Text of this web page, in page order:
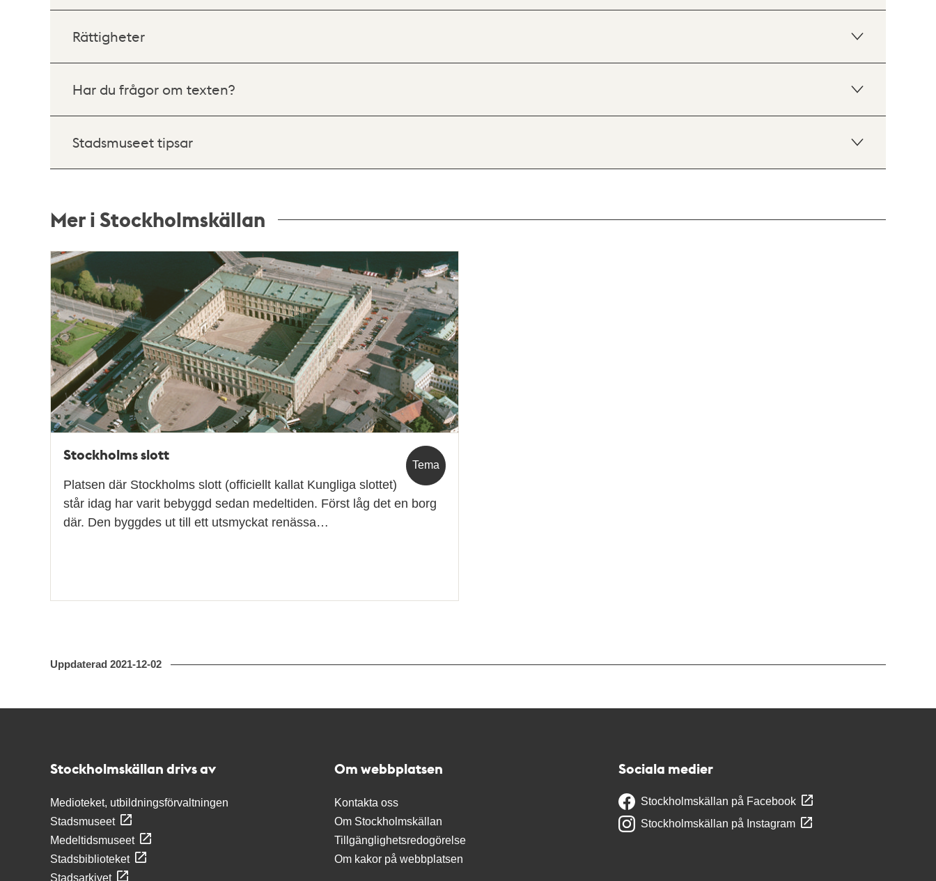
Rättigheter
Har du frågor om texten?
Stadsmuseet tipsar
Mer i Stockholmskällan
Relaterade
poster
och
teman
Tema
Stockholms slott
Platsen där Stockholms slott (officiellt kallat Kungliga slottet)
står idag har varit bebyggd sedan medeltiden. Först låg det en borg
där. Den byggdes ut till ett utsmyckat renässa…
Uppdaterad 2021-12-02
Stockholmskällan drivs av
Medioteket, utbildningsförvaltningen
Stadsmuseet
Medeltidsmuseet
Stadsbiblioteket
Stadsarkivet
Om webbplatsen
Kontakta oss
Om Stockholmskällan
Tillgänglighetsredogörelse
Om kakor på webbplatsen
Sociala medier
Stockholmskällan på Facebook
Stockholmskällan på Instagram